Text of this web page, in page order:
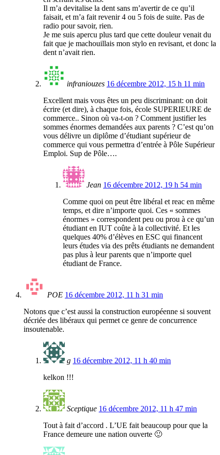
Il m’a devitalise la dent sans m’avertir de ce qu’il
faisait, et m’a fait revenir 4 ou 5 fois de suite. Pas de
radio pour savoir, rien.
Je me suis apercu plus tard que cette douleur venait du
fait que je machouillais mon stylo en revisant, et donc la
dent n’avait rien.
infraniouzes 16 décembre 2012, 15 h 11 min
Excellent mais vous êtes un peu discriminant: on doit
écrire (et dire), à chaque fois, école SUPERIEURE de
commerce.. Sinon où va-t-on ? Comment justifier les
sommes énormes demandées aux parents ? C’est qu’on
vous délivre un diplôme d’étudiant supérieur de
commerce qui vous permettra d’entrée à Pôle Supérieur
Emploi. Sup de Pôle….
Jean 16 décembre 2012, 19 h 54 min
Comme quoi on peut être libéral et reac en même
temps, et dire n’importe quoi. Ces « sommes
énormes » correspondent peu ou prou à ce qu’un
étudiant en IUT coûte à la collectivité. Et les
quelques 40% d’élèves en ESC qui financent
leurs études via des prêts étudiants ne demandent
pas plus à leur parents que n’importe quel
étudiant de France.
POE 16 décembre 2012, 11 h 31 min
Notons que c’est aussi la construction européenne si souvent
décriée des libéraux qui permet ce genre de concurrence
insoutenable.
g 16 décembre 2012, 11 h 40 min
kelkon !!!
Sceptique 16 décembre 2012, 11 h 47 min
Tout à fait d’accord . L’UE fait beaucoup pour que la
France demeure une nation ouverte 🙂